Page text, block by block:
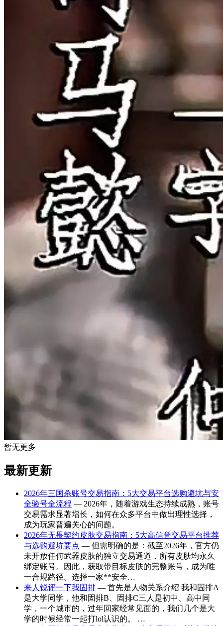
暂无更多
最新更新
2026年三国杀账号交易指南：5大交易平台选购避坑与安
全验号全流程 — 2026年，随着游戏生态持续成熟，账号
交易需求显著增长，如何在众多平台中做出理性选择，
成为玩家普遍关心的问题。
2026年无畏契约皮肤交易指南：5大高信誉交易平台推荐
与选购避坑要点 — 但需明确的是：截至2026年，官方仍
未开放任何武器皮肤的独立交易通道，所有皮肤均永久
绑定账号。因此，获取带目标皮肤的完整账号，成为唯
一合规路径。选择一家**安全…
来人锐评一下我固排 — 首先是人物关系介绍 我和固排A
是大学同学，他和固排B、固排C三人是初中、高中同
学，一个城市的，过年回家经常见面的，我们几个是大
学的时候经常一起打lol认识的。 …